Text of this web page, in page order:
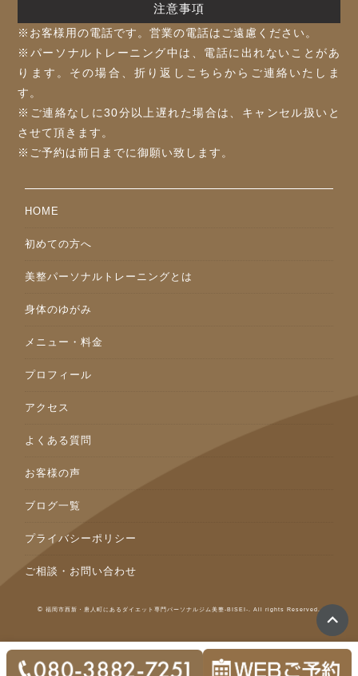
注意事項
※お客様⽤の電話です。営業の電話はご遠慮ください。
※パーソナルトレーニング中は、電話に出れないことがあ
ります。その場合、折り返しこちらからご連絡いたしま
す。
※ご連絡なしに30分以上遅れた場合は、キャンセル扱いと
させて頂きます。
※ご予約は前⽇までに御願い致します。
HOME
初めての方へ
美整パーソナルトレーニングとは
身体のゆがみ
メニュー・料金
プロフィール
アクセス
よくある質問
お客様の声
ブログ一覧
プライバシーポリシー
ご相談・お問い合わせ
© 福岡市西新・唐人町にあるダイエット専門パーソナルジム美整-BISEI-. All rights Reserved.